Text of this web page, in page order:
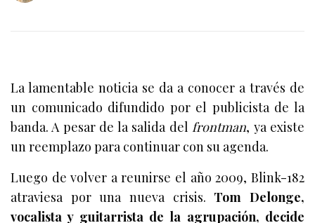
La lamentable noticia se da a conocer a través de
un comunicado difundido por el publicista de la
banda. A pesar de la salida delfrontman, ya existe
un reemplazo para continuar con su agenda.
Luego de volver a reunirse el año 2009, Blink-182
atraviesa por una nueva crisis. Tom Delonge,
vocalista y guitarrista de la agrupación, decide